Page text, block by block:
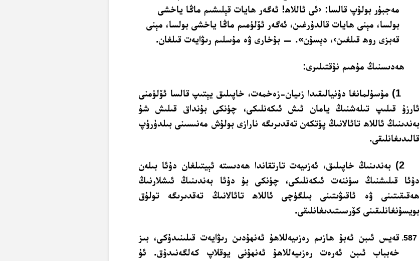
مەجبۇر بولۇپ قالسا: ‹ئى ئاللاھ! ئەگەر ھايات قېلىشىم ماڭا ياخشى
بولسا، مېنى ھايات قالدۇرغىن، ئەگەر ئۆلۈمىم ماڭا ياخشى بولسا، مېنى
قەبزى روھ قىلغىن›، دېسۇن». — بۇخارى ۋە مۇسلىم رىۋايەت قىلغان.
ھەدىسنىڭ مۇھىم نۇقتىلىرى:
1) مۇسۇلمانغا دۇنيالىقىدا زىيان-زەخمەت، خاپىلىق يېتىپ قالسا ئۆلۈمنى
ئارزۇ قىلىپ تىلەشنىڭ يامان ئىش ئىكەنلىكى، چۈنكى بۇنداق قىلىش شۇ
بەندىنىڭ ئاللاھ تائالانىڭ پۈتكەن تەقدىرىگە نارازى بولۇش مەنىسىنى بىلدۈرۈپ
قالىدىغانلىقى.
2) بەندىنىڭ خاپىلىق، ئەزىيەت تارتقاندا ھەدىستە ئېيتىلغان دۇئا بىلەن
دۇئا قىلىشنىڭ سۈننەت ئىكەنلىكى، چۈنكى بۇ دۇئا بەندىنىڭ ئىشلارنىڭ
ھەقىقىتىنى ۋە ئاقىۋىتىنى بىلگۈچى ئاللاھ تائالانىڭ تەقدىرىگە تولۇق
بويسۇنغانلىقىنى كۆرسىتىدىغانلىقى.
قەيس ئىبن ئەبۇ ھازىم رەزىيەللاھۇ ئەنھۇدىن رىۋايەت قىلىنىدۇكى، بىز
خەبباب ئىبن ئەرەت رەزىيەللاھۇ ئەنھۇنى يوقلاپ كەلگەنىدۇق. ئۇ